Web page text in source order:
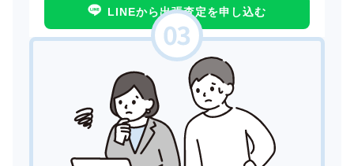
LINEから出張査定を申し込む